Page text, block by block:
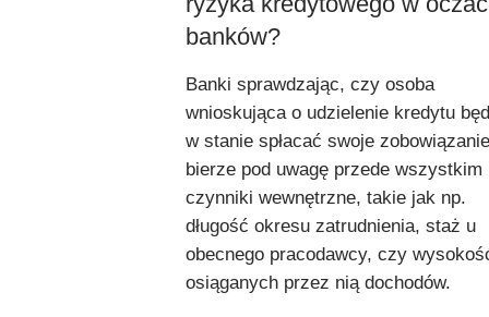
banków?
Banki sprawdzając, czy osoba
wnioskująca o udzielenie kredytu
w stanie spłacać swoje
bierze pod uwagę przede wszystkim
czynniki wewnętrzne, takie jak np.
długość okresu zatrudnienia, staż u
obecnego pracodawcy, czy
osiąganych przez nią dochodów.